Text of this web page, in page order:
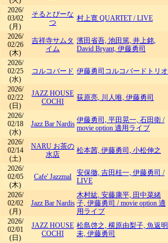
2026/
03/02
(月)
そるとぴーな
つ
村上寛 QUARTET/LIVE
2026/
02/26
(木)
吉祥寺サムタ
イム
濱田省吾, 池田篤, 井上銘,
David Bryant, 伊藤勇司
2026/
02/25
(水)
コルコバード 伊藤勇司コルコバードトリオ
2026/
02/22
(日)
JAZZ HOUSE
COCHI
荻原亮, 川人唯, 伊藤勇司
2026/
02/18
(水)
Jazz Bar Nardis 伊藤勇司, 平田晃一, 石田衛 /
movie option 適用ライブ
2026/
02/14
(土)
NARU お茶の
水店
松本茜, 伊藤勇司, 小松伸之
2026/
02/05
(木)
Cafe' Jazzmal 安保徹, 吉田桂一, 伊藤勇司 /
LIVE
2026/
02/02
(月)
Jazz Bar Nardis
木村紘, 安藤康平, 田中菜緒
子, 伊藤勇司 /movie option 適
用ライブ
2026/
02/01
(日)
JAZZ HOUSE
COCHI
松島啓之, 横原由梨子, 魚返明
未, 伊藤勇司